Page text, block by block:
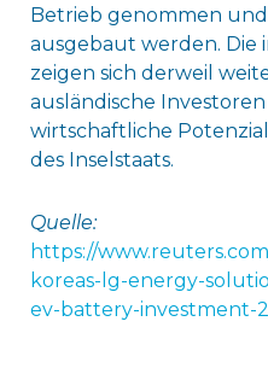
Betrieb genommen
ausgebaut werden. Die
zeigen sich derweil
ausländische
wirtschaftliche
des Inselstaats.
Quelle:
https://
koreas-lg-energy-
ev-battery-investment-